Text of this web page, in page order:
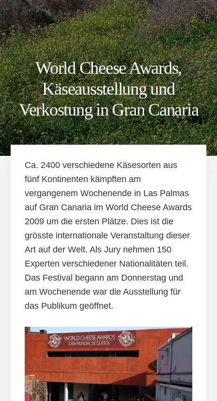
World Cheese Awards,
Käseausstellung und
Verkostung in Gran Canaria
Ca. 2400 verschiedene Käsesorten aus
fünf Kontinenten kämpften am
vergangenem Wochenende in Las Palmas
auf Gran Canaria im World Cheese Awards
2009 um die ersten Plätze. Dies ist die
grösste internationale Veranstaltung dieser
Art auf der Welt. Als Jury nehmen 150
Experten verschiedener Nationalitäten teil.
Das Festival begann am Donnerstag und
am Wochenende war die Ausstellung für
das Publikum geöffnet.